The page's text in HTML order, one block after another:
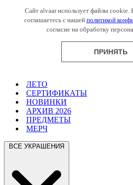
Сайт alvaar использует файлы
соглашаетесь с нашей политикой
согласие на обработку
ПРИНЯТЬ
ЛЕТО
СЕРТИФИКАТЫ
НОВИНКИ
АРХИВ 2026
ПРЕДМЕТЫ
МЕРЧ